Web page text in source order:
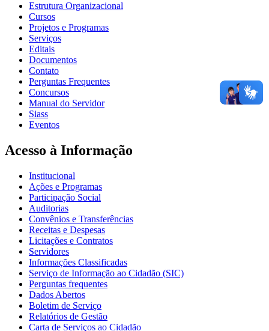
Estrutura Organizacional
Cursos
Projetos e Programas
Serviços
Editais
Documentos
Contato
Perguntas Frequentes
Concursos
Manual do Servidor
Siass
Eventos
Acesso à Informação
Institucional
Ações e Programas
Participação Social
Auditorias
Convênios e Transferências
Receitas e Despesas
Licitações e Contratos
Servidores
Informações Classificadas
Serviço de Informação ao Cidadão (SIC)
Perguntas frequentes
Dados Abertos
Boletim de Serviço
Relatórios de Gestão
Carta de Serviços ao Cidadão